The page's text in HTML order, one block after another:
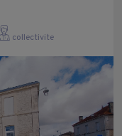
collectivite